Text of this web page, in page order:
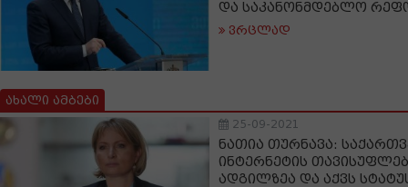
და საკანონმდებლო
ვრცლად
ახალი ამბები
25-09-2021
ნათია თურნავა:
ინტერნეტის
ადგილზეა და აქვს